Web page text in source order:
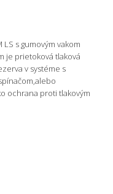
LS s gumovým vakom
je prietoková tlaková
v systéme s
ochrana proti tlakovým